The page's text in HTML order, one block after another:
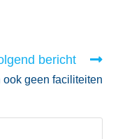
bericht
geen faciliteiten